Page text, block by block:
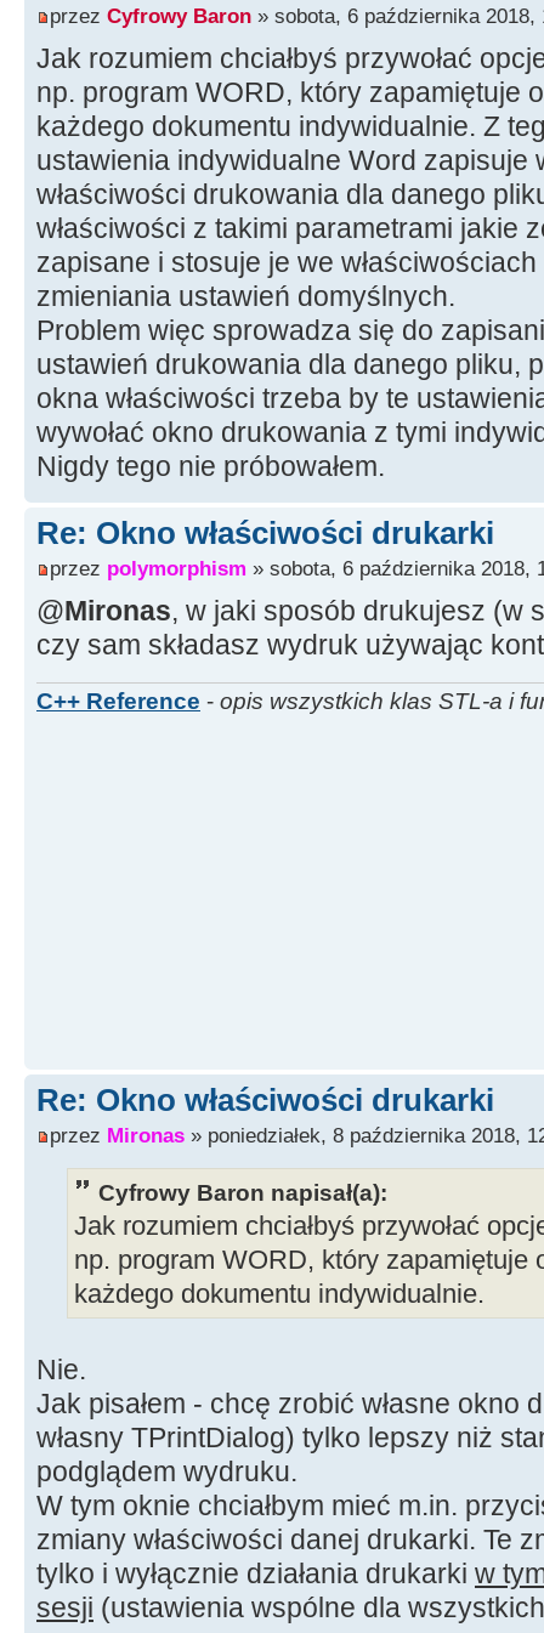
ClosePrinter(hPrinter);
free(pDevMode);
DWORD dwNeeded= 0;
GetPrinter(hPrinter, 2, 0,
// Struktura PRINTER_INFO_2
PRINTER_INFO_2*PI2=
(PRINTER_INFO_2*)GlobalAlloc(
GetPrinter(hPrinter, 2,(
&dwNeeded);
// DM_IN_PROMPT - Pokaż
drukarki
DocumentProperties (Handle,
PI2->pDevMode, PI2->pDevMode,
DM_IN_PROMPT|DM_OUT_BUFFER
SetPrinter(hPrinter, 2,(
ClosePrinter(hPrinter);
GlobalFree( PI2);
przez Cyfrowy Baron » sobota, 6 października 2018,
Jak rozumiem chciałbyś przywołać
np. program WORD, który zapamiętuje
każdego dokumentu indywidualnie. Z
ustawienia indywidualne Word zapisuje
właściwości drukowania dla danego
właściwości z takimi parametrami jakie
zapisane i stosuje je we
zmieniania ustawień domyślnych.
Problem więc sprowadza się do
ustawień drukowania dla danego pliku,
okna właściwości trzeba by te
wywołać okno drukowania z tymi
Nigdy tego nie próbowałem.
Re: Okno właściwości drukarki
przez polymorphism » sobota, 6 października 2018,
@Mironas, w jaki sposób drukujesz (w
czy sam składasz wydruk używając
C++ Reference - opis wszystkich klas STL-a i
Re: Okno właściwości drukarki
przez Mironas » poniedziałek, 8 października 2018,
Cyfrowy Baron napisał(a):
Jak rozumiem chciałbyś przywołać
np. program WORD, który zapamiętuje
każdego dokumentu indywidualnie.
Nie.
Jak pisałem - chcę zrobić własne okno
własny TPrintDialog) tylko lepszy niż
podglądem wydruku.
W tym oknie chciałbym mieć m.in.
zmiany właściwości danej drukarki. Te
tylko i wyłącznie działania drukarki w
sesji (ustawienia wspólne dla